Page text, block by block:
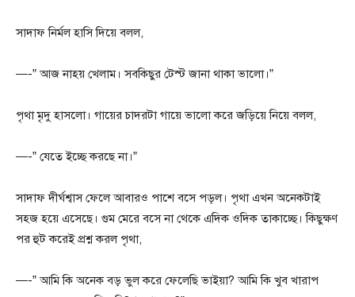
সাদাফ নির্মল হাসি দিয়ে বলল,
—-” আজ নাহয় খেলাম। সবকিছুর টেস্ট জানা থাকা ভালো।”
পৃথা মৃদু হাসলো। গায়ের চাদরটা গায়ে ভালো করে জড়িয়ে নিয়ে বলল,
—-” যেতে ইচ্ছে করছে না।”
সাদাফ দীর্ঘশ্বাস ফেলে আবারও পাশে বসে পড়ল। পৃথা এখন অনেকটাই
সহজ হয়ে এসেছে। গুম মেরে বসে না থেকে এদিক ওদিক তাকাচ্ছে। কিছুক্ষণ
পর হুট করেই প্রশ্ন করল পৃথা,
—-” আমি কি অনেক বড় ভুল করে ফেলেছি ভাইয়া? আমি কি খুব খারাপ